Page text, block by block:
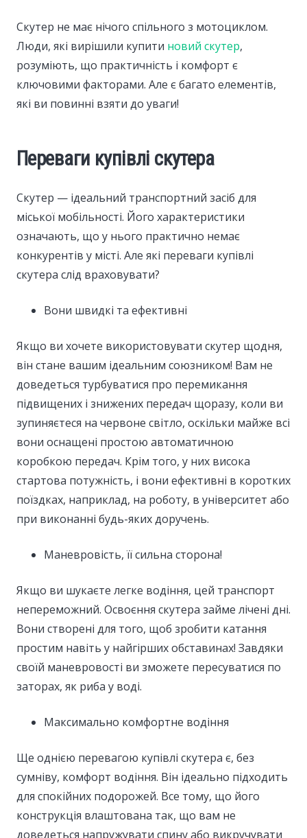
Скутер не має нічого спільного з мотоциклом.
Люди, які вирішили купити новий скутер,
розуміють, що практичність і комфорт є
ключовими факторами. Але є багато елементів,
які ви повинні взяти до уваги!
Переваги купівлі скутера
Скутер — ідеальний транспортний засіб для
міської мобільності. Його характеристики
означають, що у нього практично немає
конкурентів у місті. Але які переваги купівлі
скутера слід враховувати?
Вони швидкі та ефективні
Якщо ви хочете використовувати скутер щодня,
він стане вашим ідеальним союзником! Вам не
доведеться турбуватися про перемикання
підвищених і знижених передач щоразу, коли ви
зупиняєтеся на червоне світло, оскільки майже всі
вони оснащені простою автоматичною
коробкою передач. Крім того, у них висока
стартова потужність, і вони ефективні в коротких
поїздках, наприклад, на роботу, в університет або
при виконанні будь-яких доручень.
Маневровість, її сильна сторона!
Якщо ви шукаєте легке водіння, цей транспорт
непереможний. Освоєння скутера займе лічені дні.
Вони створені для того, щоб зробити катання
простим навіть у найгірших обставинах! Завдяки
своїй маневровості ви зможете пересуватися по
заторах, як риба у воді.
Максимально комфортне водіння
Ще однією перевагою купівлі скутера є, без
сумніву, комфорт водіння. Він ідеально підходить
для спокійних подорожей. Все тому, що його
конструкція влаштована так, що вам не
доведеться напружувати спину або викручувати